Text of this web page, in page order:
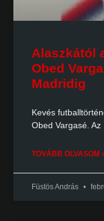
Alaszkától
Obed
Madridig
Kevés
Obed Vargasé. Az
TOVÁBB OLVASOM
Füstös András